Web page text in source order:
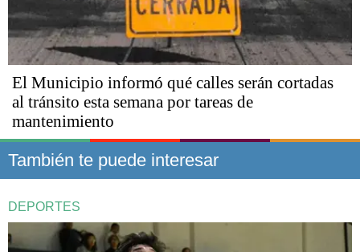
El Municipio informó qué calles serán cortadas
al tránsito esta semana por tareas de
mantenimiento
También te puede interesar
DEPORTES